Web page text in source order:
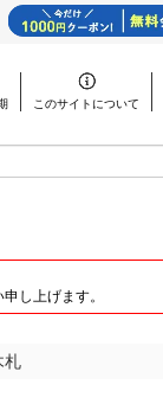
このサイトについて
し上げます。